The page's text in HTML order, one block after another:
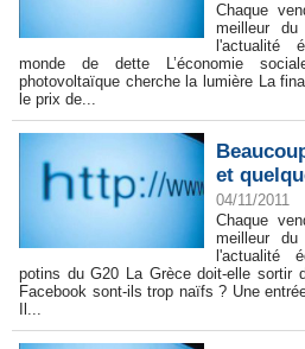
Chaque
meilleur
l'actualité
monde de dette L’économie
photovoltaïque cherche la lumière La
le prix de...
et
04/11/2011
Chaque
meilleur
l'actualité
potins du G20 La Grèce doit-elle sortir
Facebook sont-ils trop naïfs ? Une
Il...